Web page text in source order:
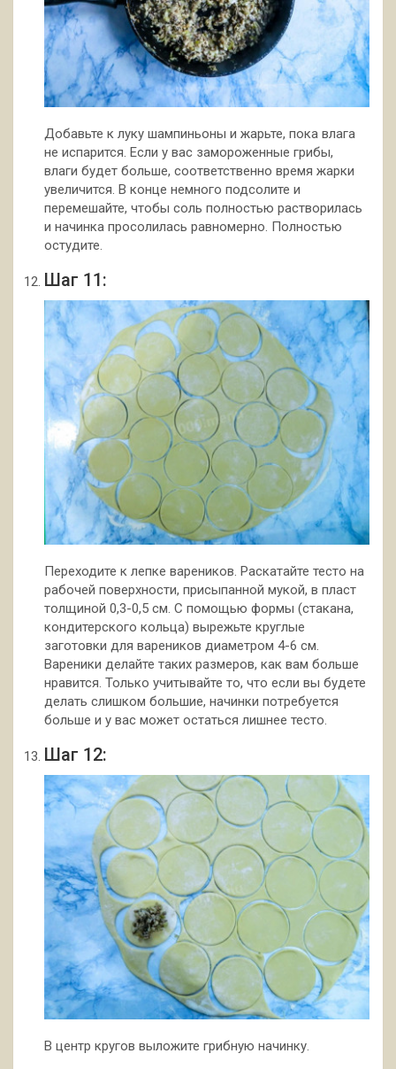
Добавьте к луку шампиньоны и жарьте, пока влага
не испарится. Если у вас замороженные грибы,
влаги будет больше, соответственно время жарки
увеличится. В конце немного подсолите и
перемешайте, чтобы соль полностью растворилась
и начинка просолилась равномерно. Полностью
остудите.
Шаг 11:
Переходите к лепке вареников. Раскатайте тесто на
рабочей поверхности, присыпанной мукой, в пласт
толщиной 0,3-0,5 см. С помощью формы (стакана,
кондитерского кольца) вырежьте круглые
заготовки для вареников диаметром 4-6 см.
Вареники делайте таких размеров, как вам больше
нравится. Только учитывайте то, что если вы будете
делать слишком большие, начинки потребуется
больше и у вас может остаться лишнее тесто.
Шаг 12:
В центр кругов выложите грибную начинку.